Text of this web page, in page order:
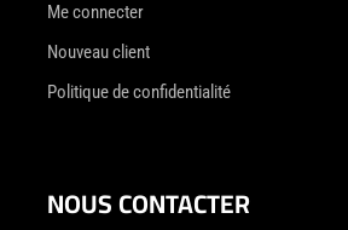
Me connecter
Nouveau client
Politique de confidentialité
NOUS CONTACTER